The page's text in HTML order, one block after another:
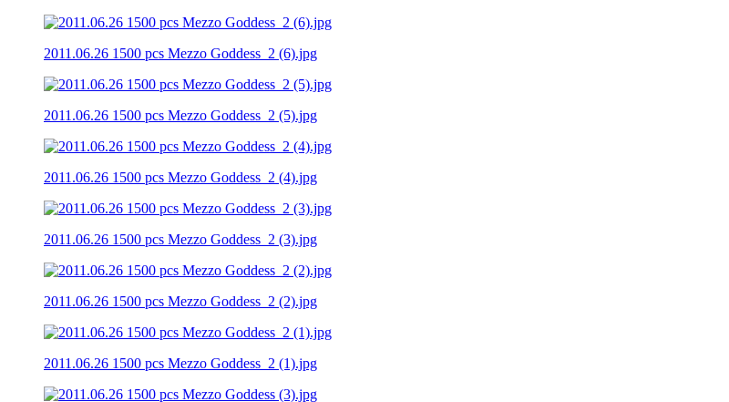
2011.06.26 1500 pcs Mezzo Goddess_2 (6).jpg
2011.06.26 1500 pcs Mezzo Goddess_2 (5).jpg
2011.06.26 1500 pcs Mezzo Goddess_2 (4).jpg
2011.06.26 1500 pcs Mezzo Goddess_2 (3).jpg
2011.06.26 1500 pcs Mezzo Goddess_2 (2).jpg
2011.06.26 1500 pcs Mezzo Goddess_2 (1).jpg